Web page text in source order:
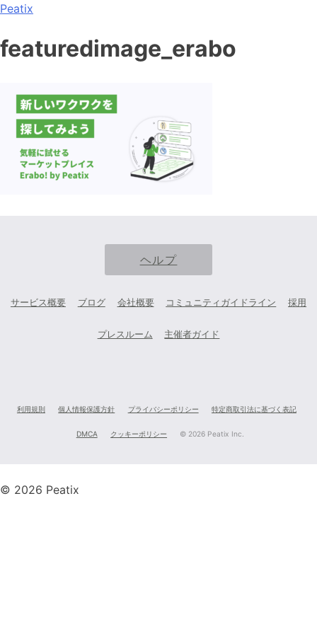
Peatix
featuredimage_erabo
ヘルプ
サービス概要 ブログ 会社概要 コミュニティガイドライン 採用
プレスルーム 主催者ガイド
利用規則 個人情報保護方針 プライバシーポリシー 特定商取引法に基づく表記
DMCA クッキーポリシー © 2026 Peatix Inc.
© 2026 Peatix